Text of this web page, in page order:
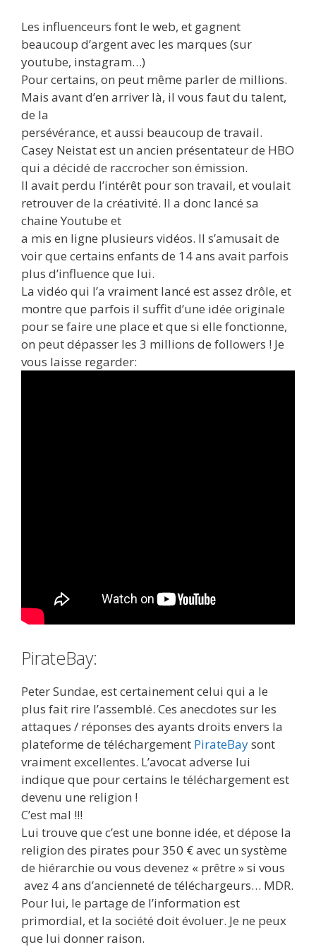
Les influenceurs font le web, et gagnent
beaucoup d’argent avec les marques (sur
youtube, instagram…)
Pour certains, on peut même parler de millions.
Mais avant d’en arriver là, il vous faut du talent,
de la
persévérance, et aussi beaucoup de travail.
Casey Neistat est un ancien présentateur de HBO
qui a décidé de raccrocher son émission.
Il avait perdu l’intérêt pour son travail, et voulait
retrouver de la créativité. Il a donc lancé sa
chaine Youtube et
a mis en ligne plusieurs vidéos. Il s’amusait de
voir que certains enfants de 14 ans avait parfois
plus d’influence que lui.
La vidéo qui l’a vraiment lancé est assez drôle, et
montre que parfois il suffit d’une idée originale
pour se faire une place et que si elle fonctionne,
on peut dépasser les 3 millions de followers ! Je
vous laisse regarder:
PirateBay:
Peter Sundae, est certainement celui qui a le
plus fait rire l’assemblé. Ces anecdotes sur les
attaques / réponses des ayants droits envers la
plateforme de téléchargement PirateBaysont
vraiment excellentes. L’avocat adverse lui
indique que pour certains le téléchargement est
devenu une religion !
C’est mal !!!
Lui trouve que c’est une bonne idée, et dépose la
religion des pirates pour 350 € avec un système
de hiérarchie ou vous devenez « prêtre » si vous
avez 4 ans d’ancienneté de téléchargeurs… MDR.
Pour lui, le partage de l’information est
primordial, et la société doit évoluer. Je ne peux
que lui donner raison.